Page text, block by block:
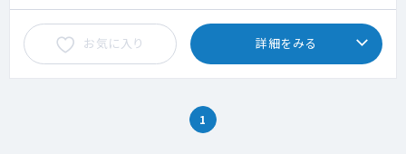
お気に入り 詳細をみる
1